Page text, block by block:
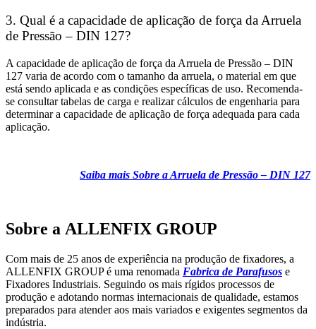
3. Qual é a capacidade de aplicação de força da Arruela
de Pressão – DIN 127?
A capacidade de aplicação de força da Arruela de Pressão – DIN
127 varia de acordo com o tamanho da arruela, o material em que
está sendo aplicada e as condições específicas de uso. Recomenda-
se consultar tabelas de carga e realizar cálculos de engenharia para
determinar a capacidade de aplicação de força adequada para cada
aplicação.
Saiba mais Sobre a Arruela de Pressão – DIN 127
Sobre a ALLENFIX GROUP
Com mais de 25 anos de experiência na produção de fixadores, a
ALLENFIX GROUP é uma renomada Fabrica de Parafusos e
Fixadores Industriais. Seguindo os mais rígidos processos de
produção e adotando normas internacionais de qualidade, estamos
preparados para atender aos mais variados e exigentes segmentos da
indústria.